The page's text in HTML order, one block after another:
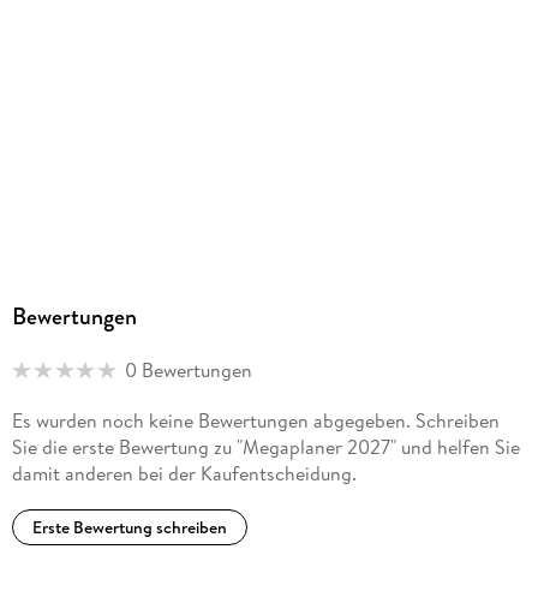
Bewertungen
0 Bewertungen
Es wurden noch keine Bewertungen abgegeben. Schreiben
Sie die erste Bewertung zu "Megaplaner 2027" und helfen Sie
damit anderen bei der Kaufentscheidung.
Erste Bewertung schreiben